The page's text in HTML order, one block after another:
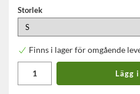
Storlek
Finns i lager för omgående
Lägg